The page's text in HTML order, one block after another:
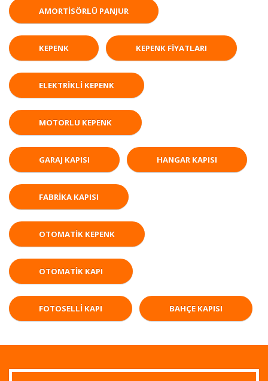
AMORTISÖRLÜ PANJUR
KEPENK KEPENK FIYATLARI
ELEKTRIKLI KEPENK
MOTORLU KEPENK
GARAJ KAPISI HANGAR KAPISI
FABRIKA KAPISI
OTOMATIK KEPENK
OTOMATIK KAPI
FOTOSELLI KAPI BAHÇE KAPISI